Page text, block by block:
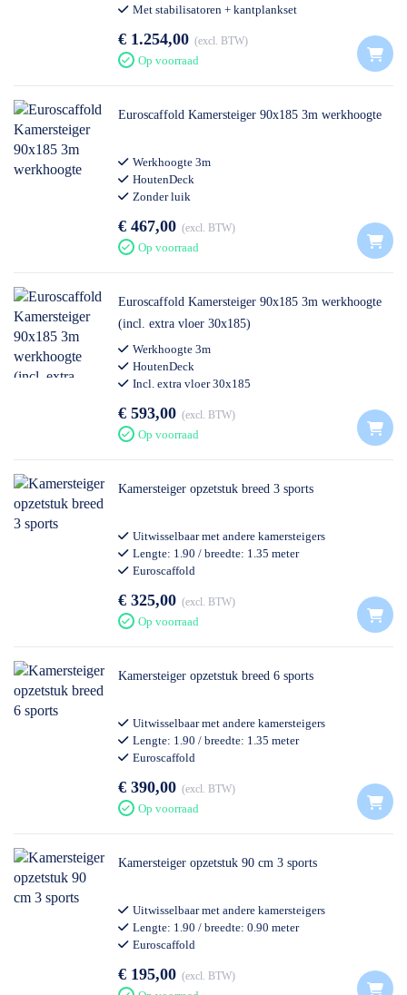
Met stabilisatoren + kantplankset
€ 1.254,00 excl. BTW
Op voorraad
Euroscaffold Kamersteiger 90x185 3m werkhoogte
Werkhoogte 3m
HoutenDeck
Zonder luik
€ 467,00 excl. BTW
Op voorraad
Euroscaffold Kamersteiger 90x185 3m werkhoogte
(incl. extra vloer 30x185)
Werkhoogte 3m
HoutenDeck
Incl. extra vloer 30x185
€ 593,00 excl. BTW
Op voorraad
Kamersteiger opzetstuk breed 3 sports
Uitwisselbaar met andere kamersteigers
Lengte: 1.90 / breedte: 1.35 meter
Euroscaffold
€ 325,00 excl. BTW
Op voorraad
Kamersteiger opzetstuk breed 6 sports
Uitwisselbaar met andere kamersteigers
Lengte: 1.90 / breedte: 1.35 meter
Euroscaffold
€ 390,00 excl. BTW
Op voorraad
Kamersteiger opzetstuk 90 cm 3 sports
Uitwisselbaar met andere kamersteigers
Lengte: 1.90 / breedte: 0.90 meter
Euroscaffold
€ 195,00 excl. BTW